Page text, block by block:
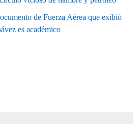
de Fuerza Aérea que exibió
es académico